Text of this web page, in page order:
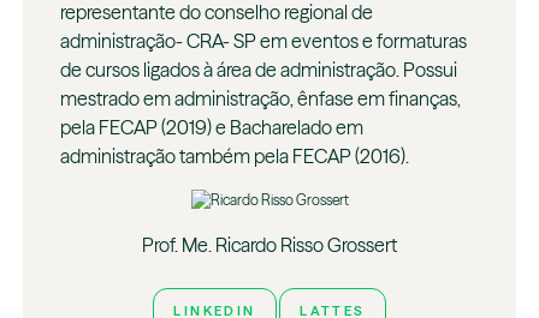
representante do conselho regional de
administração- CRA- SP em eventos e formaturas
de cursos ligados à área de administração. Possui
mestrado em administração, ênfase em finanças,
pela FECAP (2019) e Bacharelado em
administração também pela FECAP (2016).
Prof. Me. Ricardo Risso Grossert
LINKEDIN LATTES